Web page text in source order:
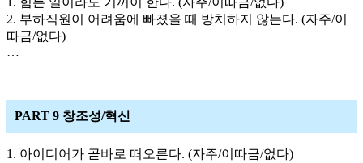
2. 부하직원이 어려움에 빠졌을 때 방치하지 않는다. (자주/이
따금/없다)
…
PART 9 창조성/혁신
1. 아이디어가 곧바로 떠오른다. (자주/이따금/없다)